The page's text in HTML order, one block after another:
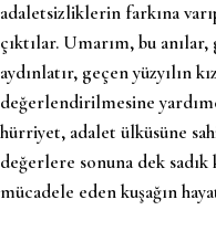
adaletsizliklerin farkına
çıktılar. Umarım, bu
aydınlatır, geçen yüzyılın
değerlendirilmesine
hürriyet, adalet ülküsüne
değerlere sonuna dek sadık
mücadele eden kuşağın